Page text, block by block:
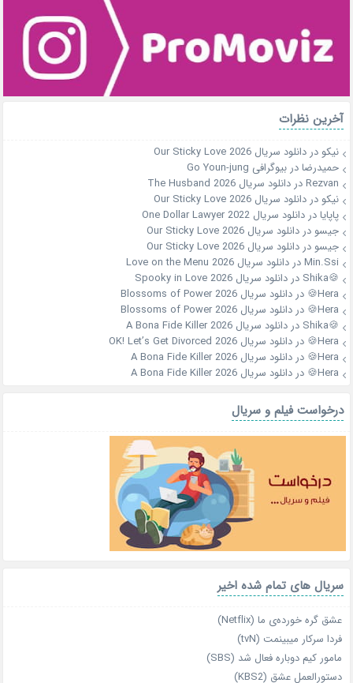
آخرین نظرات
نیکو دردانلود سریال Our Sticky Love 2026
حمیدرضادربیوگرافی Go Youn-jung
Rezvanدردانلود سریال The Husband 2026
نیکو دردانلود سریال Our Sticky Love 2026
پاپایادردانلود سریال One Dollar Lawyer 2022
جیسو دردانلود سریال Our Sticky Love 2026
جیسو دردانلود سریال Our Sticky Love 2026
Min.Ssiدردانلود سریال Love on the Menu 2026
🍪Shika
دردانلود سریال Spooky in Love 2026
Hera🍪
دردانلود سریال Blossoms of Power 2026
Hera🍪
دردانلود سریال Blossoms of Power 2026
🍪Shika
دردانلود سریال A Bona Fide Killer 2026
Hera🍪
دردانلود سریال OK! Let’s Get Divorced 2026
Hera🍪
دردانلود سریال A Bona Fide Killer 2026
Hera🍪
دردانلود سریال A Bona Fide Killer 2026
درخواست فیلم و سریال
سریال های تمام شده اخیر
عشق گره خورده‌ی ما (Netflix)
فردا سرکار میبینمت (tvN)
مامور کیم دوباره فعال شد (SBS)
دستورالعمل عشق (KBS2)